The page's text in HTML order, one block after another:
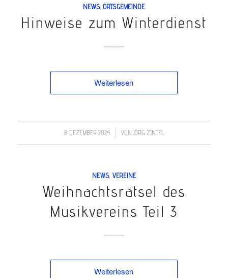
NEWS,ORTSGEMEINDE
Hin­weise zum Winter­dienst
Weiterlesen
8. DEZEMBER 2024
/ VON JÖRG ZINTEL
NEWS, VEREINE
Weihnachtsrätsel des
Musikvereins Teil 3
Weiterlesen